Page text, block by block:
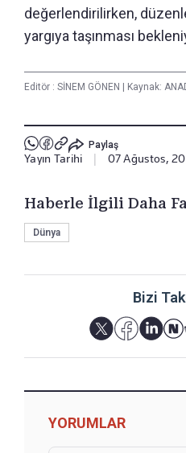
değerlendirilirken,
yargıya taşınması
Editör : SİNEM GÖNEN Kaynak:
Paylaş
Yayın Tarihi 07 Ağustos,
Haberle İlgili Daha
Dünya
Bizi
YORUMLAR